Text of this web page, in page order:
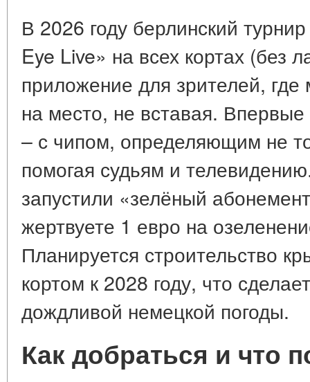
В 2026 году берлинский
Eye Live» на всех кортах (без
приложение для зрителей,
на место, не вставая.
– с чипом, определяющим не
помогая судьям и
запустили «зелёный
жертвуете 1 евро на
Планируется строительство
кортом к 2028 году, что
дождливой немецкой погоды.
Как добраться и что